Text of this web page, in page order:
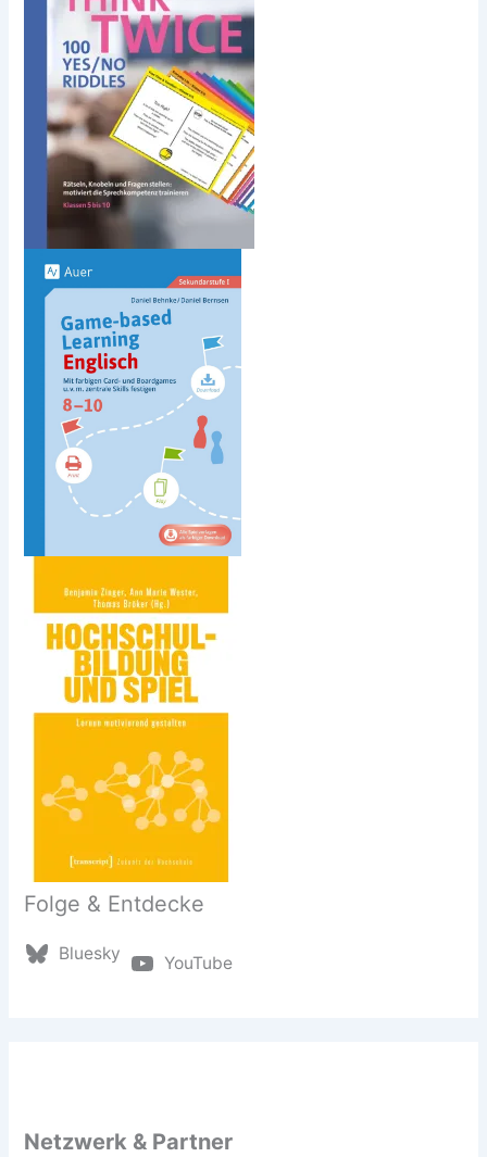
Folge & Entdecke
Bluesky YouTube
Netzwerk & Partner